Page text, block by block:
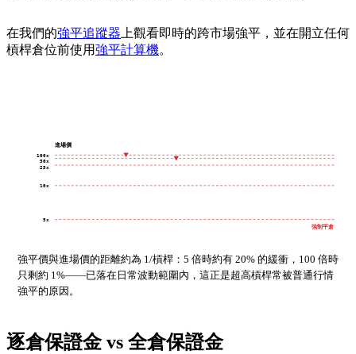
在我們的強平追蹤器 上觀看即時的跨市場強平，並在開立任何
槓桿倉位前使用強平計算機。
進場價
100x
50x
25x
10x
5x
強制平倉
強平價與進場價的距離約為 1/槓桿：5 倍時約有 20% 的緩衝，100 倍時
只剩約 1%——已落在日常波動範圍內，這正是超高槓桿常被普通行情
強平的原因。
逐倉保證金 vs 全倉保證金